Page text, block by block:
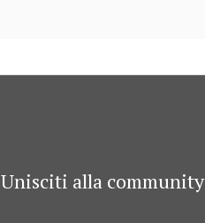
Unisciti alla community